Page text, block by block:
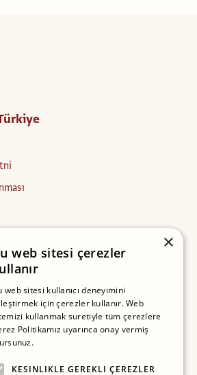
×
web sitesi çerezler
web sitesi kullanıcı deneyimini
için çerezler kullanır. Web
kullanmak suretiyle tüm çerezlere
Politikamız uyarınca onay vermiş
KESINLIKLE GEREKLI ÇEREZLER